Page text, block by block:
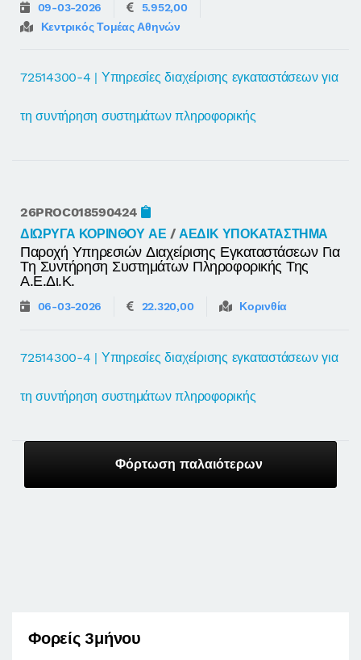
Φορείς 3μήνου
09-03-2026
5.952,00
Κεντρικός Τομέας Αθηνών
72514300-4 | Υπηρεσίες διαχείρισης εγκαταστάσεων για
τη συντήρηση συστημάτων πληροφορικής
26PROC018590424
ΔΙΩΡΥΓΑ ΚΟΡΙΝΘΟΥ ΑΕ /ΑΕΔΙΚ ΥΠΟΚΑΤΑΣΤΗΜΑ
Παροχή Υπηρεσιών Διαχείρισης Εγκαταστάσεων Για
Τη Συντήρηση Συστημάτων Πληροφορικής Της
Α.ε.δι.κ.
06-03-2026 22.320,00 Κορινθία
72514300-4 | Υπηρεσίες διαχείρισης εγκαταστάσεων για
τη συντήρηση συστημάτων πληροφορικής
Φόρτωση παλαιότερων